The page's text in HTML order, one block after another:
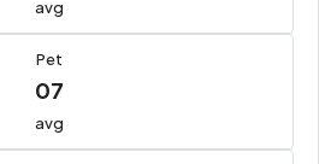
avg
Pet
07
avg